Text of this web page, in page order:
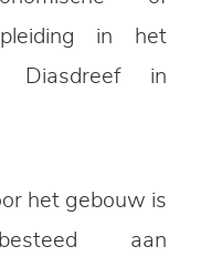
in het
in
het gebouw is
aan